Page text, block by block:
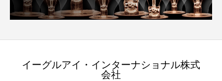
イーグルアイ・インターナショナル株式
会社